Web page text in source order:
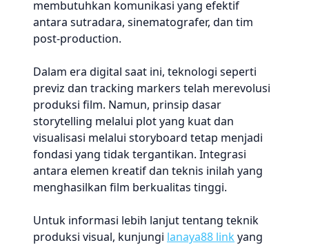
membutuhkan komunikasi yang efektif
antara sutradara, sinematografer, dan tim
post-production.
Dalam era digital saat ini, teknologi seperti
previz dan tracking markers telah merevolusi
produksi film. Namun, prinsip dasar
storytelling melalui plot yang kuat dan
visualisasi melalui storyboard tetap menjadi
fondasi yang tidak tergantikan. Integrasi
antara elemen kreatif dan teknis inilah yang
menghasilkan film berkualitas tinggi.
Untuk informasi lebih lanjut tentang teknik
produksi visual, kunjungi lanaya88 link yang